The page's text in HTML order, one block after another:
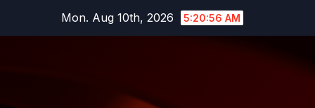
Mon. Aug 10th, 2026 5:20:56 AM